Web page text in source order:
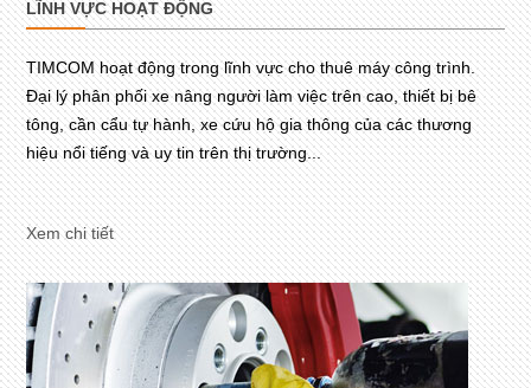
LĨNH VỰC HOẠT ĐỘNG
TIMCOM hoạt động trong lĩnh vực cho thuê máy công trình.
Đại lý phân phối xe nâng người làm việc trên cao, thiết bị bê
tông, cần cẩu tự hành, xe cứu hộ gia thông của các thương
hiệu nổi tiếng và uy tin trên thị trường...
Xem chi tiết